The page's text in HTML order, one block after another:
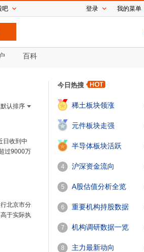
百科
默认排序
日收到中
过9000万
北京市分
于实际执
今日热搜
稀土板块领涨
2
元件板块走强
3
半导体板块活跃
4 沪深资金流向
5 A股估值分析全览
6 重要机构持股数据
7 机构调研数据一览
8 主力最新动向
吧 登录 我的菜单